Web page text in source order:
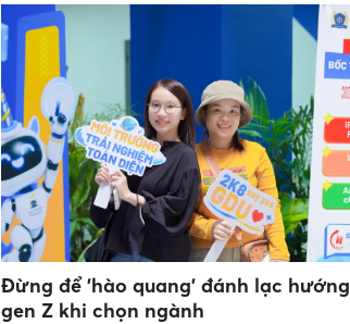
Đừng để 'hào quang' đánh lạc hướng
gen Z khi chọn ngành